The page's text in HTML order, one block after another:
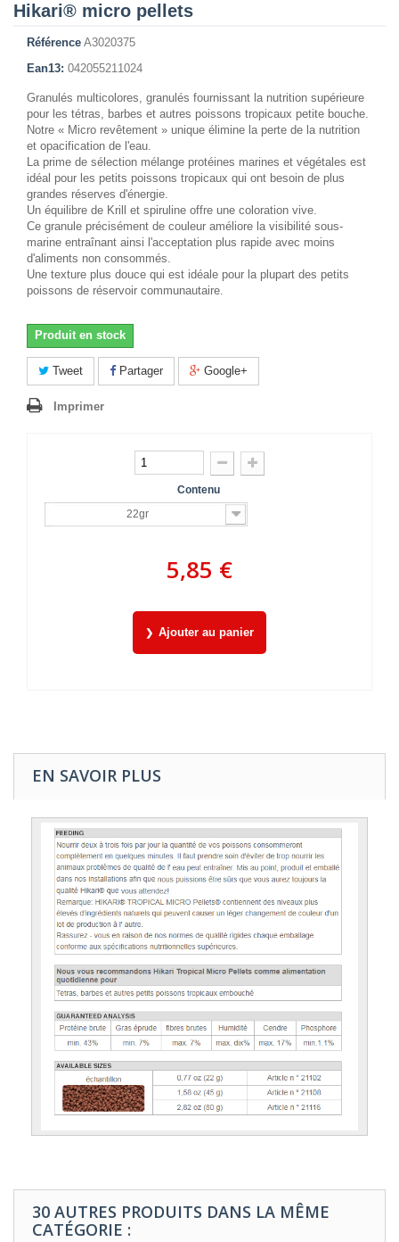
Hikari® micro pellets
Référence A3020375
Ean13: 042055211024
Granulés multicolores, granulés fournissant la nutrition supérieure
pour les tétras, barbes et autres poissons tropicaux petite bouche.
Notre « Micro revêtement » unique élimine la perte de la nutrition
et opacification de l'eau.
La prime de sélection mélange protéines marines et végétales est
idéal pour les petits poissons tropicaux qui ont besoin de plus
grandes réserves d'énergie.
Un équilibre de Krill et spiruline offre une coloration vive.
Ce granule précisément de couleur améliore la visibilité sous-
marine entraînant ainsi l'acceptation plus rapide avec moins
d'aliments non consommés.
Une texture plus douce qui est idéale pour la plupart des petits
poissons de réservoir communautaire.
Produit en stock
Tweet Partager Google+
Imprimer
Contenu
22gr
5,85 €
Ajouter au panier
EN SAVOIR PLUS
30 AUTRES PRODUITS DANS LA MÊME
CATÉGORIE :